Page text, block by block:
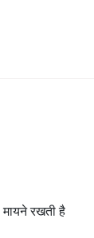
रखती है